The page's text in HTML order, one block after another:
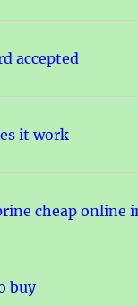
accepted
it work
cheap online
buy